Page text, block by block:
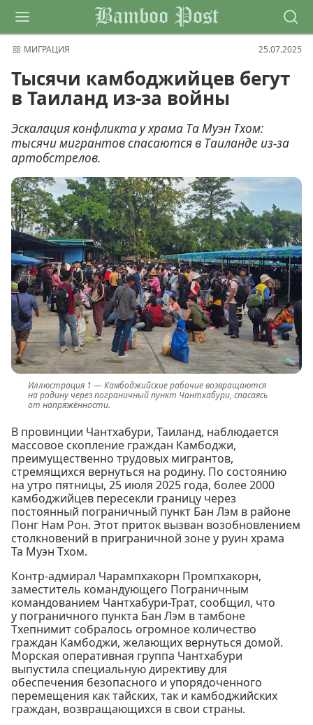
Bamboo Post
МИГРАЦИЯ 25.07.2025
Тысячи камбоджийцев бегут
в Таиланд из-за войны
Эскалация конфликта у храма Та Муэн Тхом:
тысячи мигрантов спасаются в Таиланде из-за
артобстрелов.
Камбоджийские рабочие возвращаются
на родину через пограничный пункт Чантхабури, спасаясь
от напряжённости.
В провинции Чантхабури, Таиланд, наблюдается
массовое скопление граждан Камбоджи,
преимущественно трудовых мигрантов,
стремящихся вернуться на родину. По состоянию
на утро пятницы, 25 июля 2025 года, более 2000
камбоджийцев пересекли границу через
постоянный пограничный пункт Бан Лэм в районе
Понг Нам Рон. Этот приток вызван возобновлением
столкновений в приграничной зоне у руин храма
Та Муэн Тхом.
Контр-адмирал Чарампхакорн Промпхакорн,
заместитель командующего Пограничным
командованием Чантхабури-Трат, сообщил, что
у пограничного пункта Бан Лэм в тамбоне
Тхепнимит собралось огромное количество
граждан Камбоджи, желающих вернуться домой.
Морская оперативная группа Чантхабури
выпустила специальную директиву для
обеспечения безопасного и упорядоченного
перемещения как тайских, так и камбоджийских
граждан, возвращающихся в свои страны.